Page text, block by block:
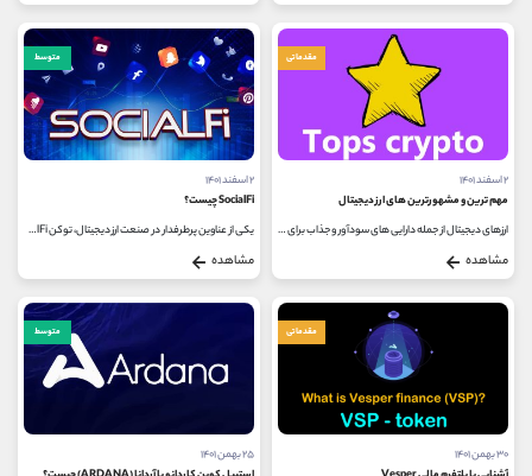
مقدماتی
۲ اسفند ۱۴۰۱
مهم ترین و مشهورترین های ارز دیجیتال
ارزهای دیجیتال از جمله دارایی های سودآور و جذاب برای سرمایه گذاران هستند، به همین دلیل اطلاع از وضعیت این ارزهای دیجیتال برای...
مشاهده
متوسط
۲ اسفند ۱۴۰۱
SocialFi چیست؟
یکی از عناوین پرطرفدار در صنعت ارز دیجیتال، توکن SocialFi بوده که به طور مداوم در حال رشد و شکوفایی است. بعد از سال 2020 دیفای به صورت...
مشاهده
مقدماتی
۳۰ بهمن ۱۴۰۱
متوسط
۲۵ بهمن ۱۴۰۱